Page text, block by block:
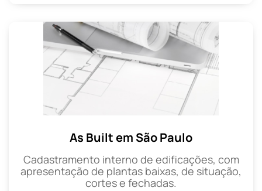
As Built em São Paulo
Cadastramento interno de edificações, com
apresentação de plantas baixas, de situação,
cortes e fechadas.